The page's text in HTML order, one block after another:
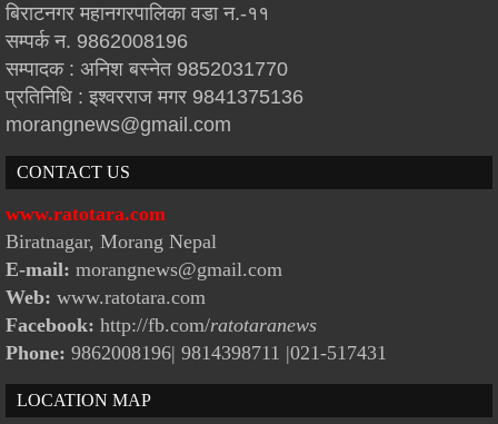
बिराटनगर महानगरपालिका वडा न.-११
सम्पर्क न. 9862008196
सम्पादक : अनिश बस्नेत 9852031770
प्रतिनिधि : इश्वरराज मगर 9841375136
morangnews@gmail.com
CONTACT US
www.ratotara.com
Biratnagar, Morang Nepal
E-mail: morangnews@gmail.com
Web: www.ratotara.com
Facebook: http://fb.com/ratotaranews
Phone: 9862008196| 9814398711 |021-517431
LOCATION MAP